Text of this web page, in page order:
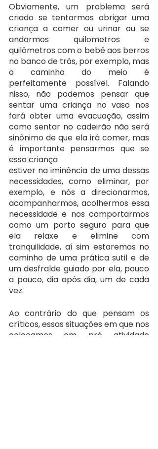
Obviamente, um problema será
criado se tentarmos obrigar uma
criança a comer ou urinar ou se
andarmos quilometros e
quilômetros com o bebê aos berros
no banco de trás, por exemplo, mas
o caminho do meio é
perfeitamente possível. Falando
nisso, não podemos pensar que
sentar uma criança no vaso nos
fará obter uma evacuação, assim
como sentar no cadeirão não será
sinônimo de que ela irá comer, mas
é importante pensarmos que se
essa criança
estiver na iminência de uma dessas
necessidades, como eliminar, por
exemplo, e nós a direcionarmos,
acompanharmos, acolhermos essa
necessidade e nos comportarmos
como um porto seguro para que
ela relaxe e elimine com
tranquilidade, aí sim estaremos no
caminho de uma prática sutil e de
um desfralde guiado por ela, pouco
a pouco, dia após dia, um de cada
vez.
Ao contrário do que pensam os
críticos, essas situações em que nos
colocamos em pró atividade